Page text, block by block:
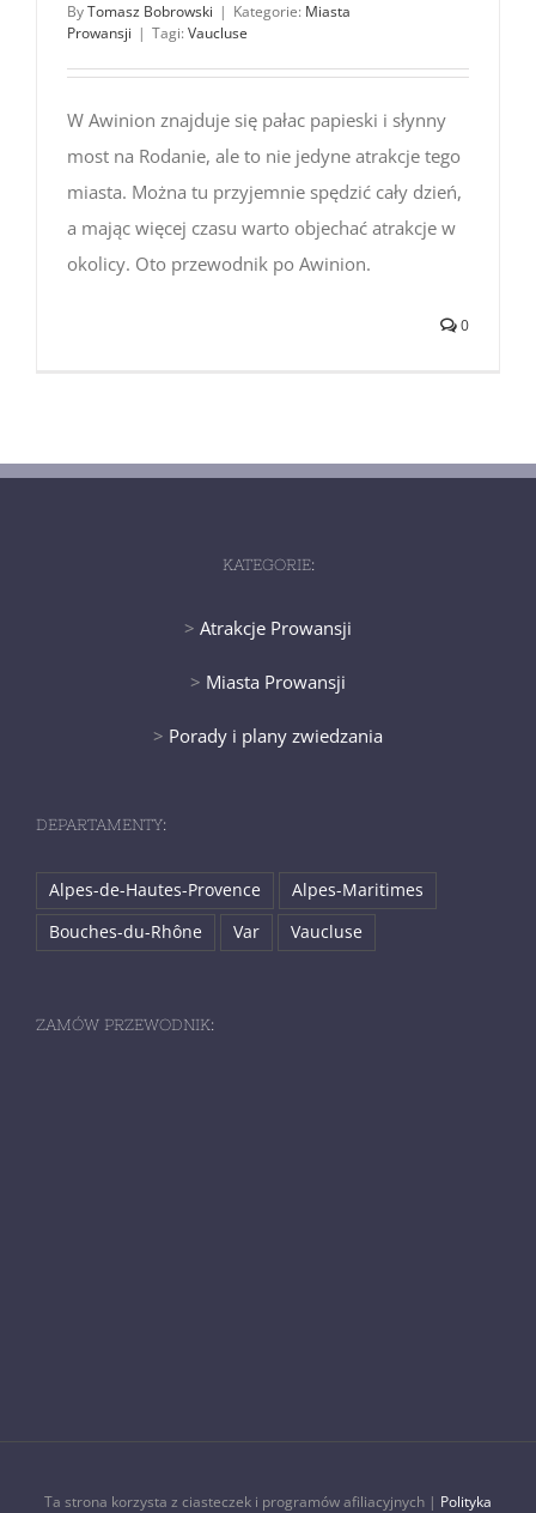
ByTomasz Bobrowski | Kategorie: Miasta
Prowansji | Tagi: Vaucluse
W Awinion znajduje się pałac papieski i słynny
most na Rodanie, ale to nie jedyne atrakcje tego
miasta. Można tu przyjemnie spędzić cały dzień,
a mając więcej czasu warto objechać atrakcje w
okolicy. Oto przewodnik po Awinion.
0
KATEGORIE:
> Atrakcje Prowansji
> Miasta Prowansji
> Porady i plany zwiedzania
DEPARTAMENTY:
Alpes-de-Hautes-Provence
Alpes-Maritimes
Bouches-du-Rhône
Var Vaucluse
ZAMÓW PRZEWODNIK:
Ta strona korzysta z ciasteczek i programów afiliacyjnych | Polityka